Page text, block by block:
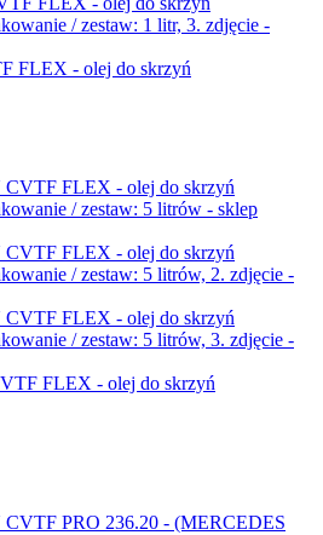
FLEX - olej do skrzyń
FLEX - olej do skrzyń